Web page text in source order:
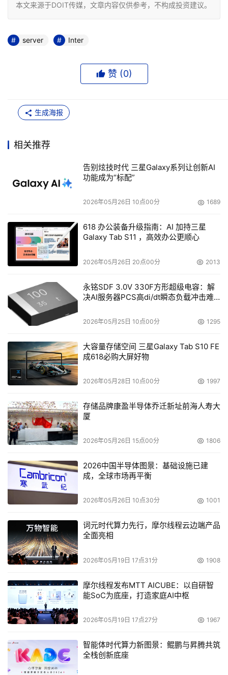
本文来源于DOIT传媒，文章内容仅供参考，不构成投资建议。
server Inter
赞 (0)
生成海报
相关推荐
告别炫技时代 三星Galaxy系列让创新AI
功能成为“标配”
2026年05月26日 10点00分 1689
618 办公装备升级指南：AI 加持三星
Galaxy Tab S11 ，高效办公更顺心
2026年05月26日 20点00分 2013
永铭SDF 3.0V 330F方形超级电容：解
决AI服务器PCS高di/dt瞬态负载冲击难
2026年05月25日 10点00分 1295
大容量存储空间 三星Galaxy Tab S10 FE
成618必购大屏好物
2026年05月28日 10点00分 1997
存储品牌康盈半导体乔迁新址前海人寿大
厦
2026年05月26日 15点00分 1806
2026中国半导体图景：基础设施已建
成，全球市场再平衡
2026年05月26日 10点30分 1001
词元时代算力先行，摩尔线程云边端产品
全面亮相
2026年05月19日 17点31分 1908
摩尔线程发布MTT AICUBE：以自研智
能SoC为底座，打造家庭AI中枢
2026年05月19日 17点27分 1967
智能体时代算力新图景：鲲鹏与昇腾共筑
全栈创新底座